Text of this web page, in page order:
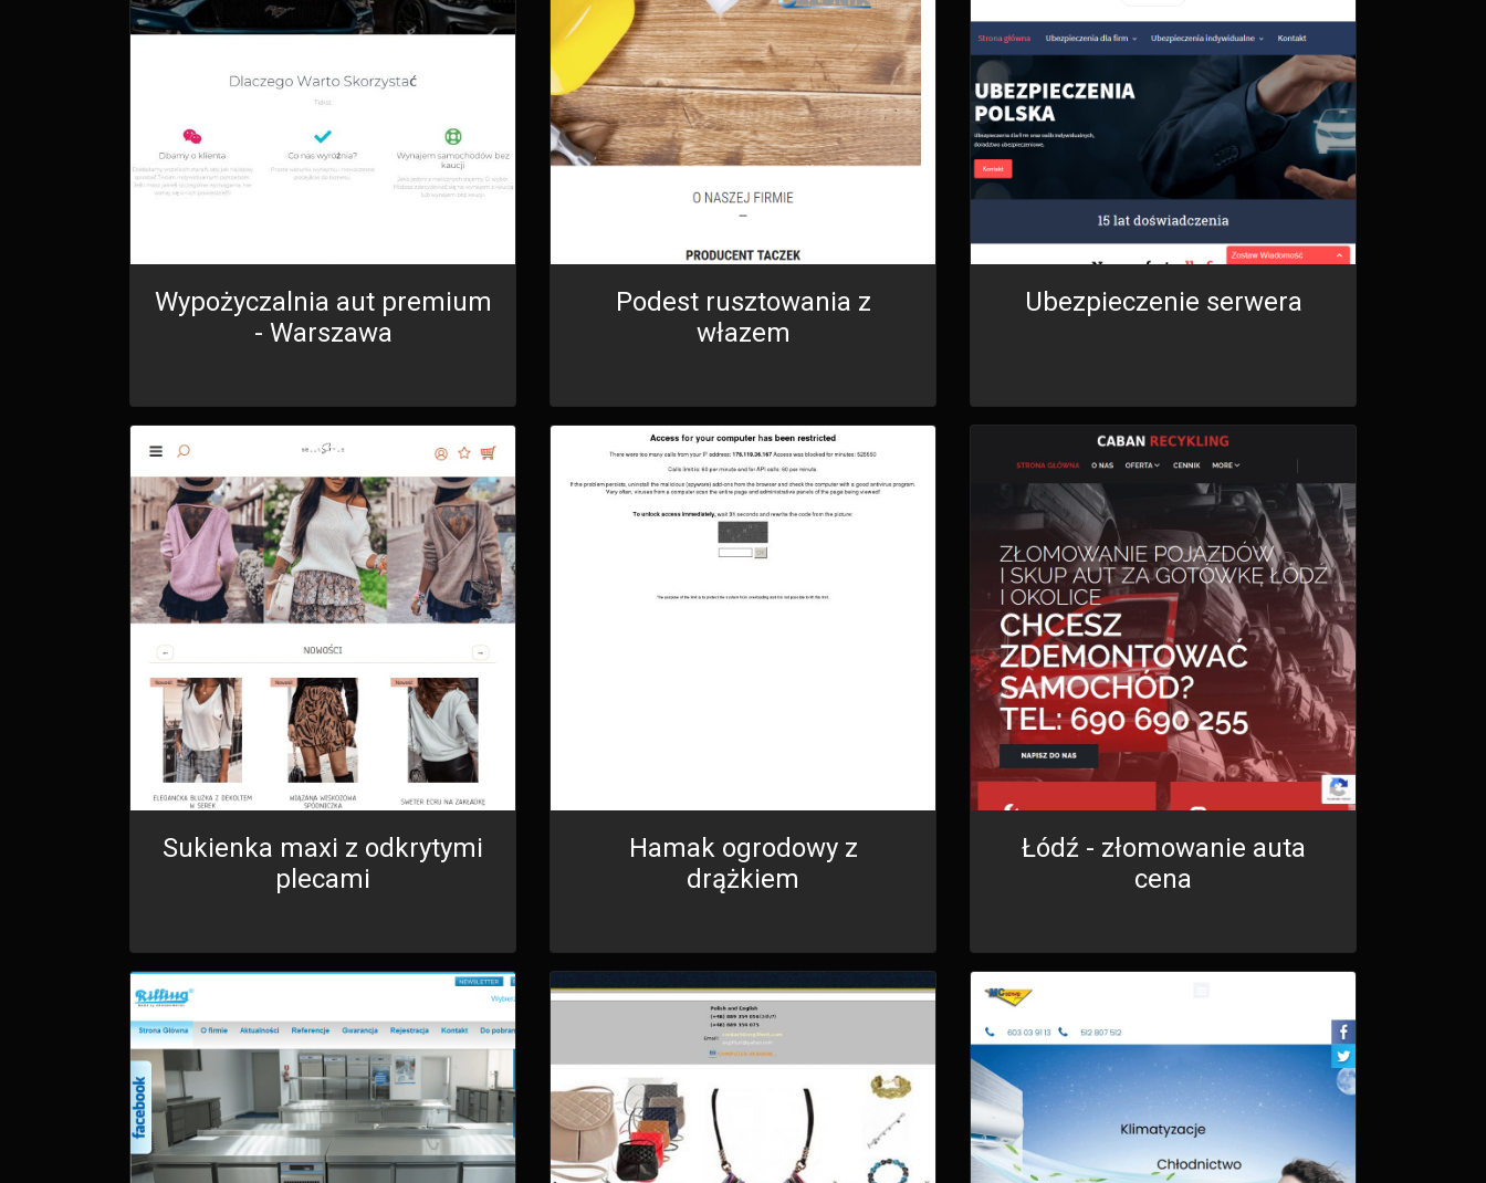
Wypożyczalnia aut premium
- Warszawa
Podest rusztowania z
włazem
Ubezpieczenie serwera
Sukienka maxi z odkrytymi
plecami
Hamak ogrodowy z
drążkiem
Łódź - złomowanie auta
cena